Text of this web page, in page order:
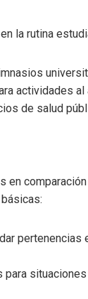
la rutina
actividades
de salud